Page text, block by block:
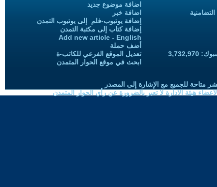
اضافة موضوع جديد
اضافة خبر
إضافة يوتيوب-فلم إلى يوتيوب التمدن
إضافة كتاب إلى مكتبة التمدن
Add new article - English
أضف حملة
تعديل الموقع الفرعي للكاتب-ة
ابحث في موقع الحوار المتمدن
متاحة للجميع مع الإشارة إلى المصدر
هيئة الادارة لا تعبر بالضرورة عن رأي الحوار المتمدن